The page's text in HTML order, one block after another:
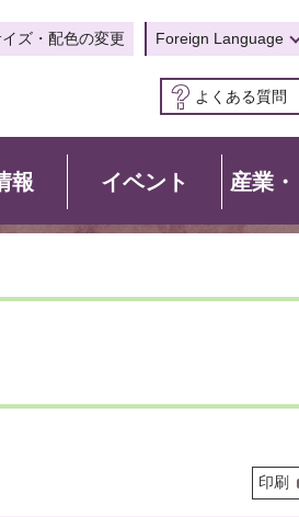
ズ・配色の変更 Foreign Language
よくある質問
報 イベント 産業
印刷